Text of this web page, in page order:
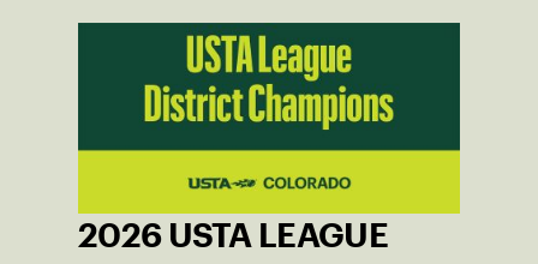
2026 USTA LEAGUE